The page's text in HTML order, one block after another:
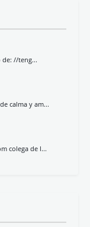
de: //teng...
calma y am...
colega de l...